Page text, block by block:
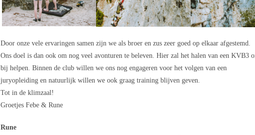
Door onze vele ervaringen samen zijn we als broer en zus zeer goed op elkaar afgestemd.
Ons doel is dan ook om nog veel avonturen te beleven. Hier zal het halen van een KVB3
bij helpen. Binnen de club willen we ons nog engageren voor het volgen van een
juryopleiding en natuurlijk willen we ook graag training blijven geven.
Tot in de klimzaal!
Groetjes Febe & Rune
Rune